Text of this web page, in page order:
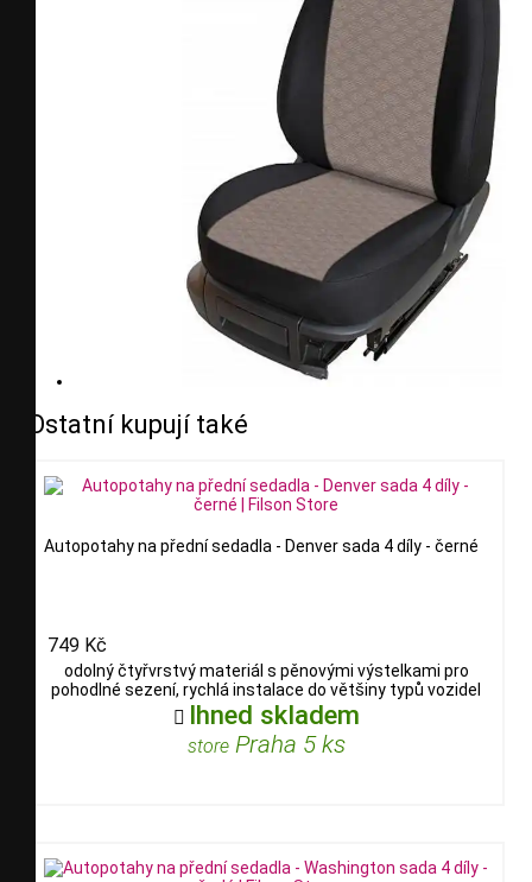
Ostatní kupují také
Autopotahy na přední sedadla - Denver sada 4 díly - černé
749 Kč
odolný čtyřvrstvý materiál s pěnovými výstelkami pro
pohodlné sezení, rychlá instalace do většiny typů vozidel
 Ihned skladem
storePraha 5 ks